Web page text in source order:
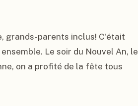
grands-parents inclus! C'était
Le soir du Nouvel An, le
on a profité de la fête tous